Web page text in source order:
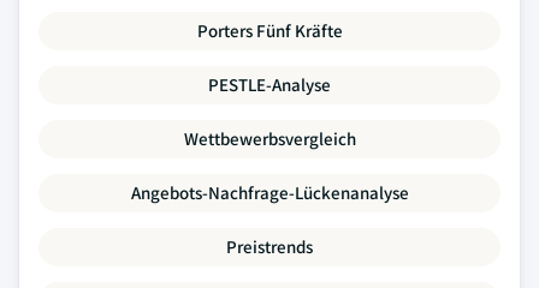
Porters Fünf Kräfte
PESTLE-Analyse
Wettbewerbsvergleich
Angebots-Nachfrage-Lückenanalyse
Preistrends